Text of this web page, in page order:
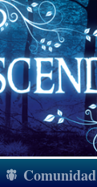
Comunidad